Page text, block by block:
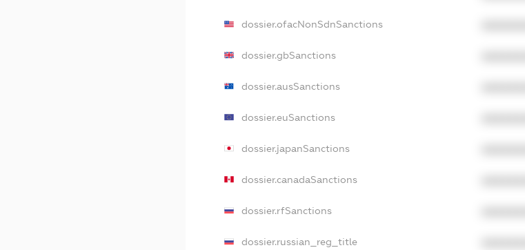
dossier.ofacNonSdnSanctions
dossier.gbSanctions
dossier.ausSanctions
dossier.euSanctions
dossier.japanSanctions
dossier.canadaSanctions
dossier.rfSanctions
dossier.russian_reg_title